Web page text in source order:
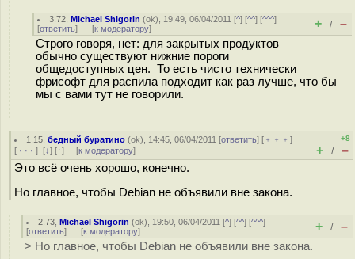
3.72 ,Michael Shigorin (ok), 19:49, 06/04/2011 [^] [^^] [^^^]
[ответить] [к модератору] + / –
Строго говоря, нет: для закрытых продуктов
обычно существуют нижние пороги
общедоступных цен. То есть чисто технически
фрисофт для распила подходит как раз лучше, что бы
мы с вами тут не говорили.
1.15 ,бедный буратино (ok), 14:45, 06/04/2011 [ответить] [ ﹢﹢﹢]
[ · · · ] [↓] [↑] [к модератору]
+8
+ / –
Это всё очень хорошо, конечно.
Но главное, чтобы Debian не объявили вне закона.
2.73 ,Michael Shigorin (ok), 19:50, 06/04/2011 [^] [^^] [^^^]
[ответить] [к модератору] + / –
> Но главное, чтобы Debian не объявили вне закона.